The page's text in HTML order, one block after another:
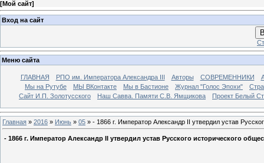
[Мой сайт]
Вход на сайт
Меню сайта
ГЛАВНАЯ РПО им. Императора Александра III Авторы СОВРЕМЕННИКИ
Мы на Рутубе
МЫ ВКонтакте Мы в Бастионе Журнал "Голос Эпохи"
Сайт И.П. Золотусского
Наш Савва. Памяти С.В. Ямщикова Проект Белый
Главная » 2016 » Июнь » 05 » - 1866 г. Император Александр II утвердил устав
- 1866 г. Император Александр II утвердил устав Русского исторического